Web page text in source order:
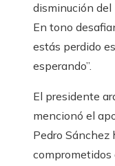
disminución
En tono
estás perdido
esperando”.
El presidente
mencionó el
Pedro Sánchez
comprometidos